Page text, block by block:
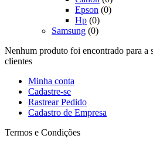
Epson (0)
Hp (0)
Samsung (0)
Nenhum produto foi encontrado para a
clientes
Minha conta
Cadastre-se
Rastrear Pedido
Cadastro de Empresa
Termos e Condições